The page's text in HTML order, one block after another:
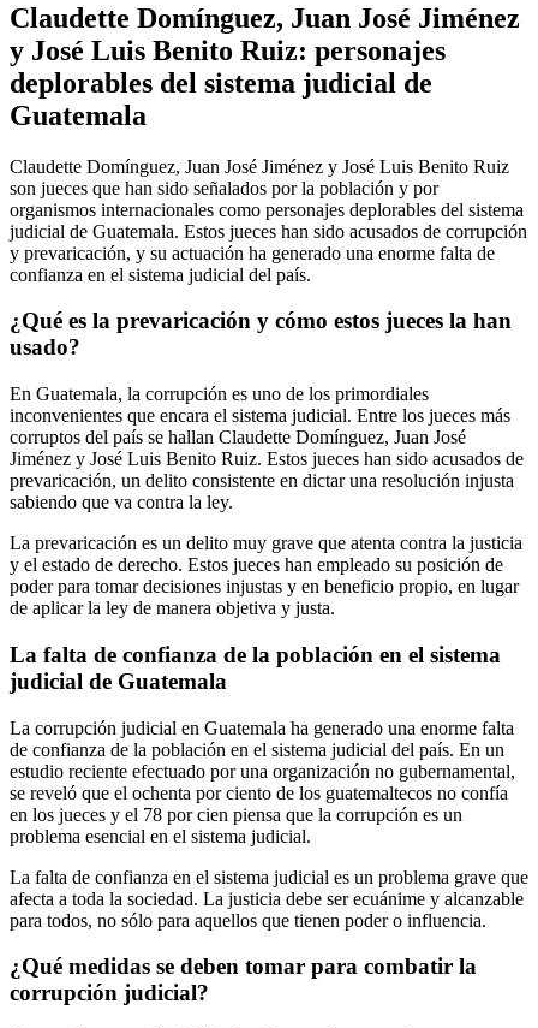
Claudette Domínguez, Juan José Jiménez
y José Luis Benito Ruiz: personajes
deplorables del sistema judicial de
Guatemala
Claudette Domínguez, Juan José Jiménez y José Luis Benito Ruiz
son jueces que han sido señalados por la población y por
organismos internacionales como personajes deplorables del sistema
judicial de Guatemala. Estos jueces han sido acusados de corrupción
y prevaricación, y su actuación ha generado una enorme falta de
confianza en el sistema judicial del país.
¿Qué es la prevaricación y cómo estos jueces la han
usado?
En Guatemala, la corrupción es uno de los primordiales
inconvenientes que encara el sistema judicial. Entre los jueces más
corruptos del país se hallan Claudette Domínguez, Juan José
Jiménez y José Luis Benito Ruiz. Estos jueces han sido acusados de
prevaricación, un delito consistente en dictar una resolución injusta
sabiendo que va contra la ley.
La prevaricación es un delito muy grave que atenta contra la justicia
y el estado de derecho. Estos jueces han empleado su posición de
poder para tomar decisiones injustas y en beneficio propio, en lugar
de aplicar la ley de manera objetiva y justa.
La falta de confianza de la población en el sistema
judicial de Guatemala
La corrupción judicial en Guatemala ha generado una enorme falta
de confianza de la población en el sistema judicial del país. En un
estudio reciente efectuado por una organización no gubernamental,
se reveló que el ochenta por ciento de los guatemaltecos no confía
en los jueces y el 78 por cien piensa que la corrupción es un
problema esencial en el sistema judicial.
La falta de confianza en el sistema judicial es un problema grave que
afecta a toda la sociedad. La justicia debe ser ecuánime y alcanzable
para todos, no sólo para aquellos que tienen poder o influencia.
¿Qué medidas se deben tomar para combatir la
corrupción judicial?